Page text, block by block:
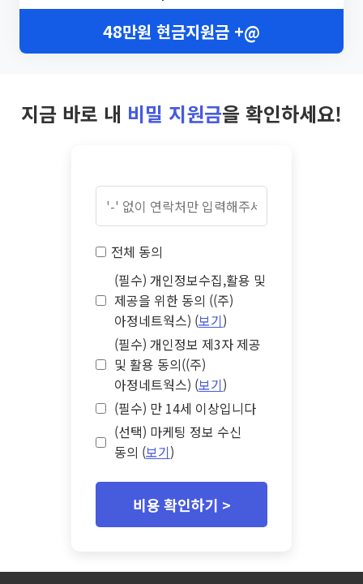
48만원 현금지원금 +@
지금 바로 내 비밀 지원금을 확인하세요!
전체 동의
(필수) 개인정보수집,활용 및
제공을 위한 동의 ((주)
아정네트웍스) (보기)
(필수) 개인정보 제3자 제공
및 활용 동의((주)
아정네트웍스) (보기)
(필수) 만 14세 이상입니다
(선택) 마케팅 정보 수신
동의 (보기)
비용 확인하기 >